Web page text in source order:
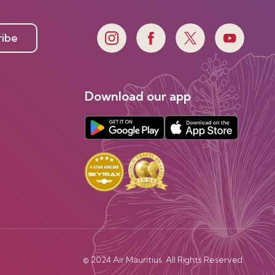
Download our app
© 2024 Air Mauritius. All Rights Reserved.